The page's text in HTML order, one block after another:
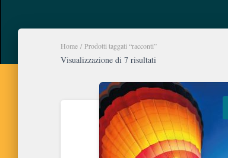
Home / Prodotti taggati “racconti”
Visualizzazione di 7 risultati
base
al
più
recente